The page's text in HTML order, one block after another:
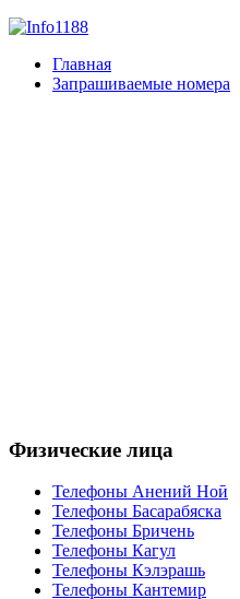
Главная
Запрашиваемые номера
Физические лица
Телефоны Анений Ноӣ
Телефоны Басарабяска
Телефоны Бричень
Телефоны Кагул
Телефоны Кэлэрашь
Телефоны Кантемир